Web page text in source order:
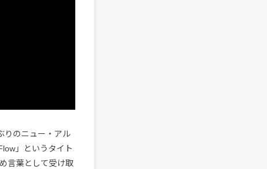
りのニュー・アル
」というタイト
言葉として受け取